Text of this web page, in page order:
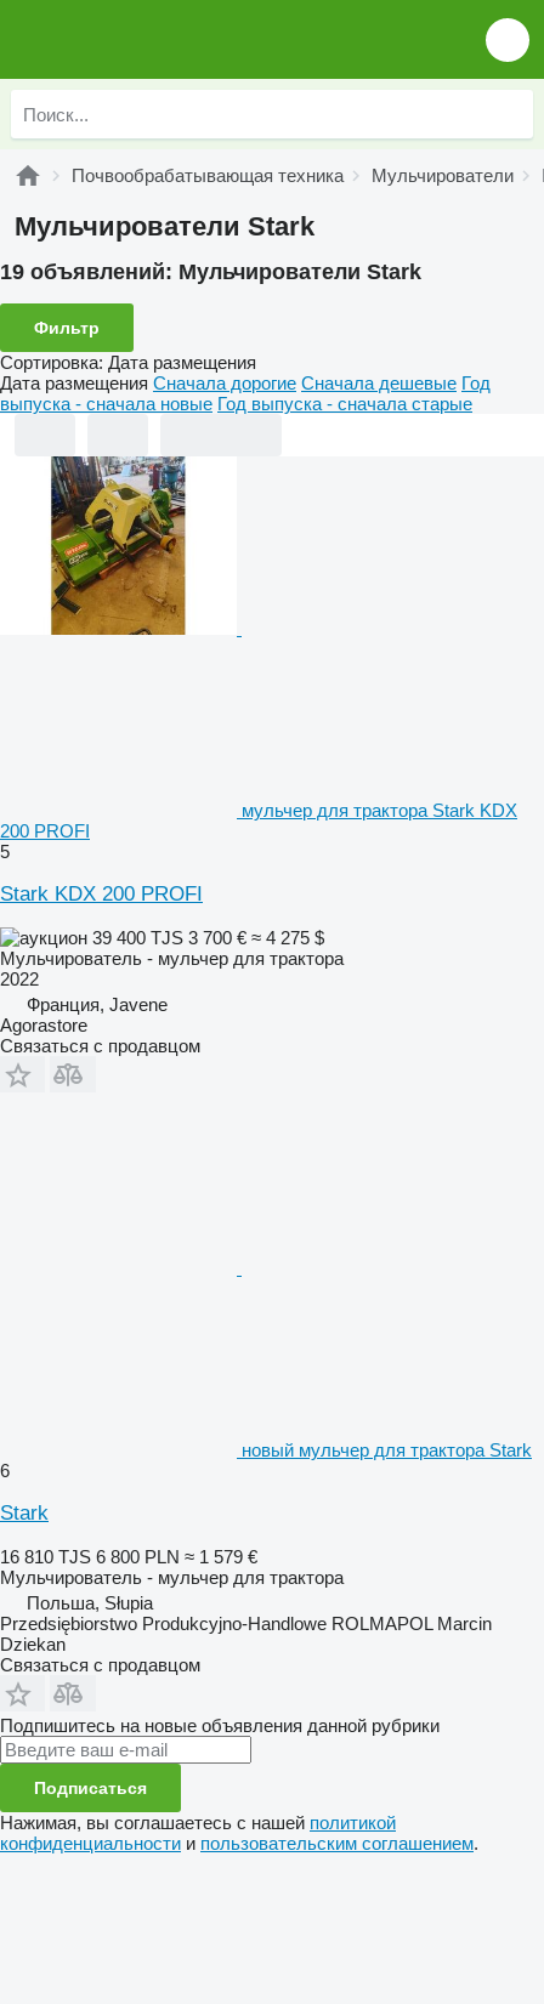
Почвообрабатывающая техника Мульчирователи
Мульчирователи Stark
19 объявлений: Мульчирователи Stark
Фильтр
Сортировка: Дата размещения
Дата размещения Сначала дорогие Сначала дешевые Год
выпуска - сначала новые Год выпуска - сначала старые
мульчер для трактора Stark KDX
200 PROFI
5
Stark KDX 200 PROFI
39 400 TJS 3 700 € ≈ 4 275 $
Мульчирователь - мульчер для трактора
2022
Франция, Javene
Agorastore
Связаться с продавцом
новый мульчер для трактора Stark
6
Stark
16 810 TJS 6 800 PLN ≈ 1 579 €
Мульчирователь - мульчер для трактора
Польша, Słupia
Przedsiębiorstwo Produkcyjno-Handlowe ROLMAPOL Marcin
Dziekan
Связаться с продавцом
Подпишитесь на новые объявления данной рубрики
Подписаться
Нажимая, вы соглашаетесь с нашей политикой
конфиденциальности и пользовательским соглашением.